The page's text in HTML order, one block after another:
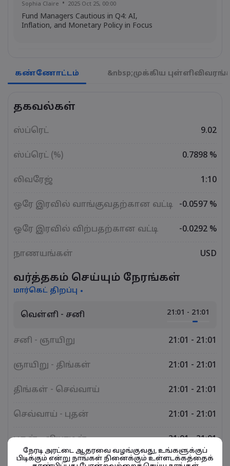
Sophia Claire 2025 Oct 25, 00:00
Fund Managers Cautious in Q4: AI,
Inflation, and Monetary Policy in Focus
US Government Shutdown Threatens
October Inflation Data Release
US-EU Relations: Russia Sanctions Unite
Emma Rose
BOJ Warns of Japan Stock Market
கண்ணோட்டம் &nbsp;முக்கிய
தகவல்கள்
ஸ்ப்ரெட் 9.02
ஸ்ப்ரெட் (%) 0.7898 %
லிவரேஜ் 1:10
ஒரே இரவில் வாங்குவதற்கான வட்டி -0.0597 %
ஒரே இரவில் விற்பதற்கான வட்டி -0.0292 %
நாணயங்கள் USD
வர்த்தகம் செய்யும் நேரங்கள்
மார்கெட் திறப்பு
வெள்ளி - சனி 21:01 - 21:01
சனி - ஞாயிறு 21:01 - 21:01
ஞாயிறு - திங்கள் 21:01 - 21:01
திங்கள் - செவ்வாய் 21:01 - 21:01
செவ்வாய் - புதன் 21:01 - 21:01
புதன் - வியாழன் 21:01 - 21:01
வியாழன் - வெள்ளி 21:01 - 21:01
நேரடி அரட்டை ஆதரவை வழங்குவது, உங்களுக்குப்
பிடிக்கும் என்று நாங்கள் நினைக்கும் உள்ளடக்கத்தைக்